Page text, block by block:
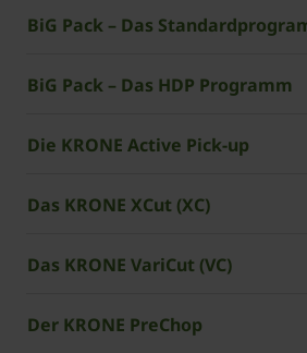
BiG Pack – Das
BiG Pack – Das HDP Programm
Die KRONE Active Pick-up
Das KRONE XCut (XC)
Das KRONE VariCut (VC)
Der KRONE PreChop